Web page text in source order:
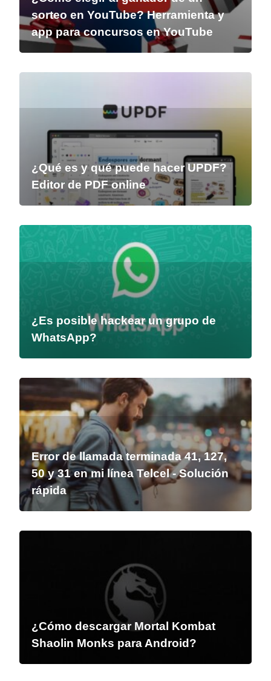
sorteo en YouTube? Herramienta y
app para concursos en YouTube
¿Qué es y qué puede hacer UPDF?
Editor de PDF online
¿Es posible hackear un grupo de
WhatsApp?
Error de llamada terminada 41, 127,
50 y 31 en mi línea Telcel - Solución
rápida
¿Cómo descargar Mortal Kombat
Shaolin Monks para Android?